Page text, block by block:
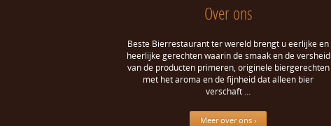
Over ons
Beste Bierrestaurant ter wereld brengt u eerlijke en
heerlijke gerechten waarin de smaak en de versheid
van de producten primeren, originele biergerechten
met het aroma en de fijnheid dat alleen bier
verschaft …
Meer over ons ›